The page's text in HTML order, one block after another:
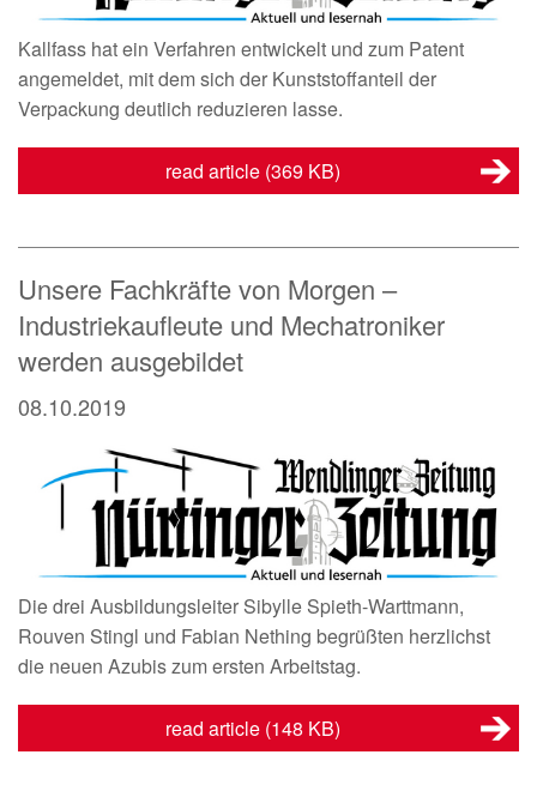
Kallfass hat ein Verfahren entwickelt und zum Patent
angemeldet, mit dem sich der Kunststoffanteil der
Verpackung deutlich reduzieren lasse.
read article (369 KB)
Unsere Fachkräfte von Morgen –
Industriekaufleute und Mechatroniker
werden ausgebildet
08.10.2019
Die drei Ausbildungsleiter Sibylle Spieth-Warttmann,
Rouven Stingl und Fabian Nething begrüßten herzlichst
die neuen Azubis zum ersten Arbeitstag.
read article (148 KB)